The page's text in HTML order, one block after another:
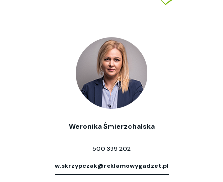
Weronika Śmierzchalska
500 399 202
w.skrzypczak@reklamowygadzet.pl